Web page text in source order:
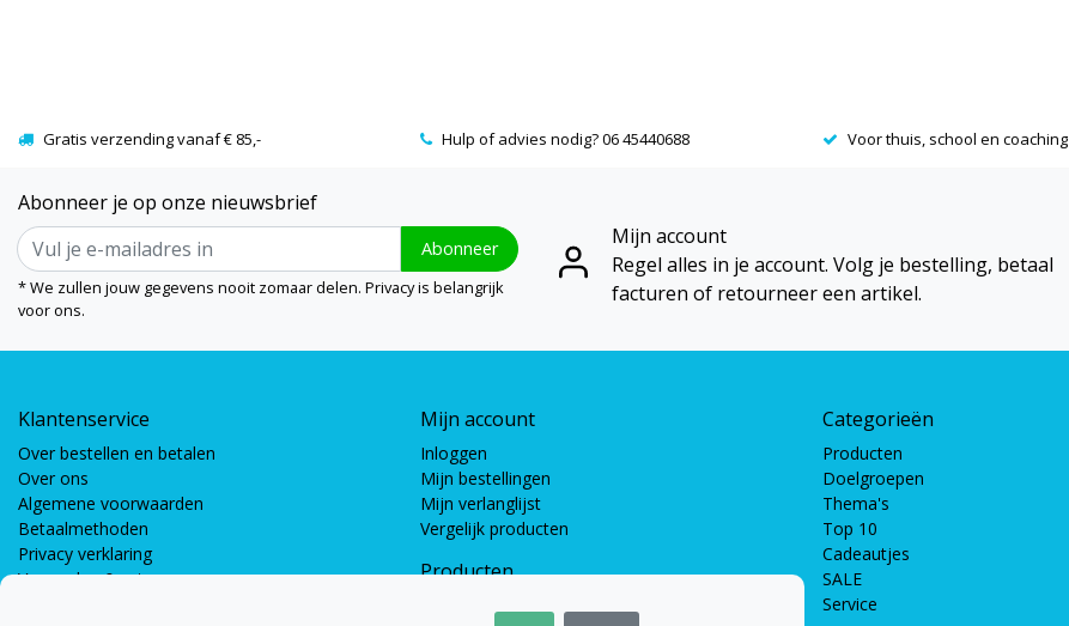
Gratis verzending vanaf € 85,- Hulp of advies nodig? 06 45440688 Voor thuis, school en coaching
Abonneer je op onze nieuwsbrief
Abonneer
* We zullen jouw gegevens nooit zomaar delen. Privacy is belangrijk
voor ons.
Mijn account
Regel alles in je account. Volg je bestelling, betaal
facturen of retourneer een artikel.
Klantenservice
Over bestellen en betalen
Over ons
Algemene voorwaarden
Betaalmethoden
Privacy verklaring
Verzenden & retourneren
Mijn account
Inloggen
Mijn bestellingen
Mijn verlanglijst
Vergelijk producten
Producten
Categorieën
Producten
Doelgroepen
Thema's
Top 10
Cadeautjes
SALE
Service